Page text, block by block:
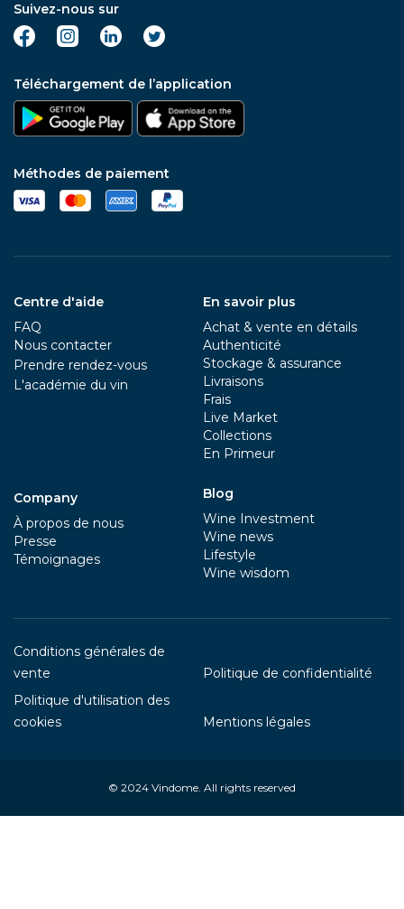
Suivez-nous sur
Téléchargement de l’application
Méthodes de paiement
Centre d'aide
FAQ
Nous contacter
Prendre rendez-vous
L'académie du vin
Company
À propos de nous
Presse
Témoignages
En savoir plus
Achat & vente en détails
Authenticité
Stockage & assurance
Livraisons
Frais
Live Market
Collections
En Primeur
Blog
Wine Investment
Wine news
Lifestyle
Wine wisdom
Conditions générales de
vente
Politique de confidentialité
Politique d'utilisation des
cookies
Mentions légales
© 2024 Vindome. All rights reserved